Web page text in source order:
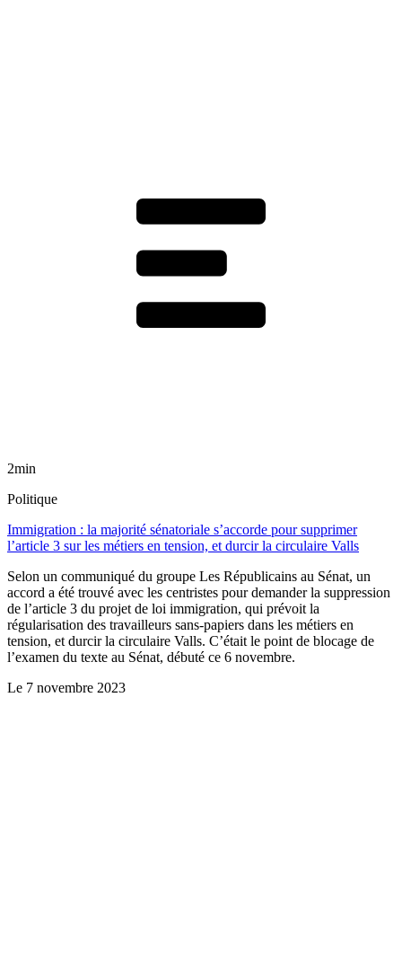
2min
Politique
Immigration : la majorité sénatoriale s’accorde pour supprimer
l’article 3 sur les métiers en tension, et durcir la circulaire Valls
Selon un communiqué du groupe Les Républicains au Sénat, un
accord a été trouvé avec les centristes pour demander la suppression
de l’article 3 du projet de loi immigration, qui prévoit la
régularisation des travailleurs sans-papiers dans les métiers en
tension, et durcir la circulaire Valls. C’était le point de blocage de
l’examen du texte au Sénat, débuté ce 6 novembre.
Le 7 novembre 2023